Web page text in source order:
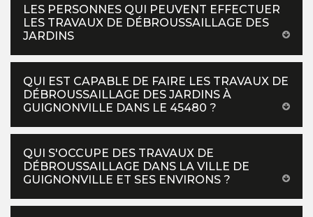
LES PERSONNES QUI PEUVENT EFFECTUER
LES TRAVAUX DE DÉBROUSSAILLAGE DES
JARDINS
QUI EST CAPABLE DE FAIRE LES TRAVAUX DE
DÉBROUSSAILLAGE DES JARDINS À
GUIGNONVILLE DANS LE 45480 ?
QUI S'OCCUPE DES TRAVAUX DE
DÉBROUSSAILLAGE DANS LA VILLE DE
GUIGNONVILLE ET SES ENVIRONS ?